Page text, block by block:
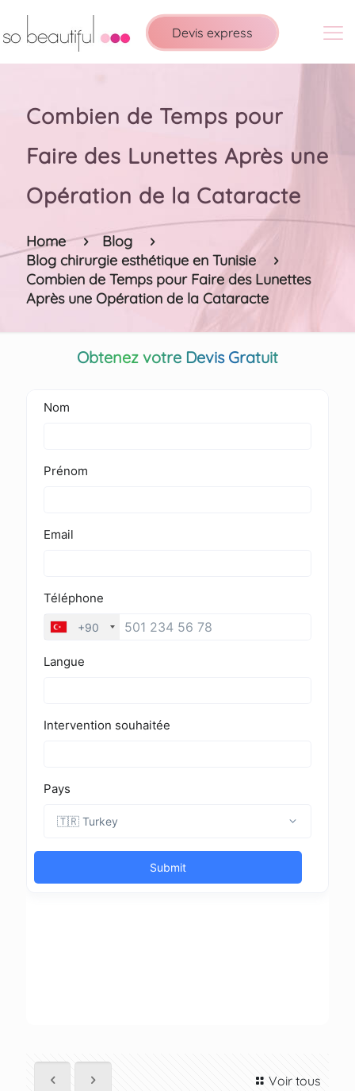
Devis express
Combien de Temps pour
Faire des Lunettes Après une
Opération de la Cataracte
Home
Blog
Blog chirurgie esthétique en Tunisie
Combien de Temps pour Faire des Lunettes
Après une Opération de la Cataracte
Obtenez votre Devis Gratuit
Voir tous